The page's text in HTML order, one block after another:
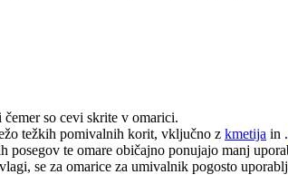
so cevi skrite v omarici.
težkih pomivalnih korit, vključno z kmetija in .
posegov te omare običajno ponujajo manj
se za omarice za umivalnik pogosto